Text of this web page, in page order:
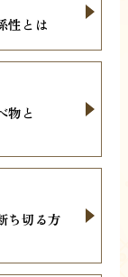
性とは
物と
ち切る方